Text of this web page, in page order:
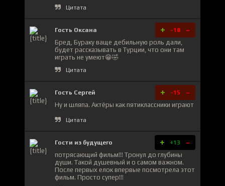
Цитата
Гость Оксана + -18 -
Бред, Бураку ваще дебильную роль дали,
будет рассказывать в Турции, что они там
играть не умеют😁🤣
Цитата
Гость Сергей + -15 -
Ну и шляпа. Актёры как пятиклассники играют
Цитата
Гости из будущего + +13 -
потрясающий фильм!!! Тронул до глубины
души. Такой душевный и о самом важном.
После первых елок впервые посмотрела этот
фильм. Просто супер!!!